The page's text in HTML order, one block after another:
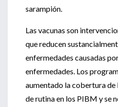
sarampión.
Las vacunas son
que reducen
enfermedades causadas
enfermedades. Los
aumentado la cobertura de
de rutina en los PIBM y se